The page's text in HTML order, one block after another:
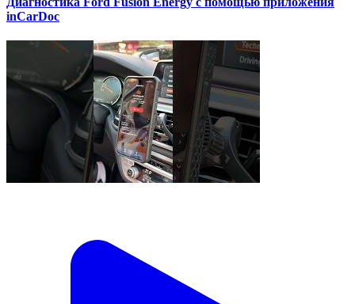
inCarDoc